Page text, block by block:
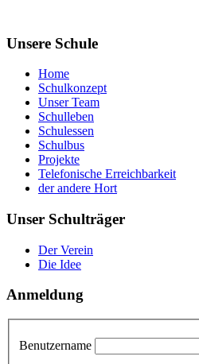
Unsere Schule
Home
Schulkonzept
Unser Team
Schulleben
Schulessen
Schulbus
Projekte
Telefonische Erreichbarkeit
der andere Hort
Unser Schulträger
Der Verein
Die Idee
Anmeldung
Benutzername